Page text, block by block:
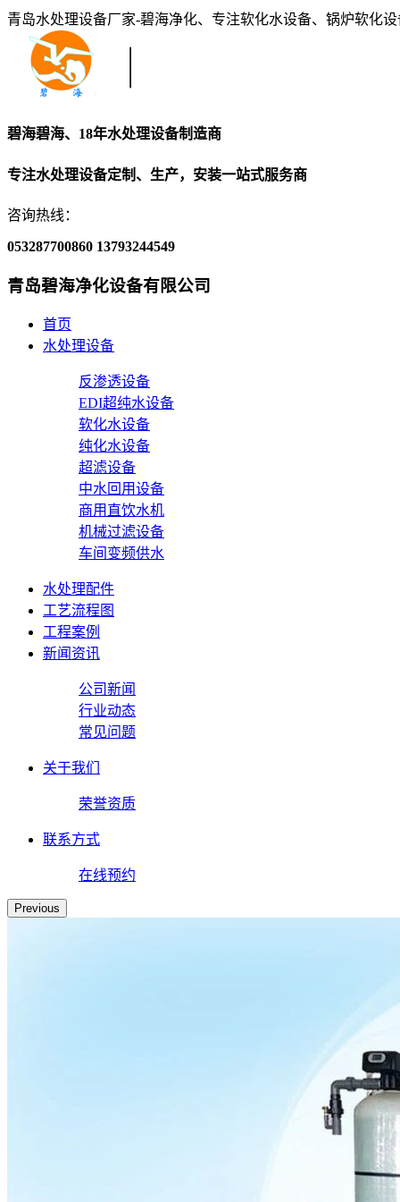
青岛水处理设备厂家-碧海净化、专注软化水设备、锅炉软化
碧海碧海、18年水处理设备制造商
专注水处理设备定制、生产，安装一站式服务商
咨询热线：
053287700860 13793244549
青岛碧海净化设备有限公司
首页
水处理设备
反渗透设备
EDI超纯水设备
软化水设备
纯化水设备
超滤设备
中水回用设备
商用直饮水机
机械过滤设备
车间变频供水
水处理配件
工艺流程图
工程案例
新闻资讯
公司新闻
行业动态
常见问题
关于我们
荣誉资质
联系方式
在线预约
Previous